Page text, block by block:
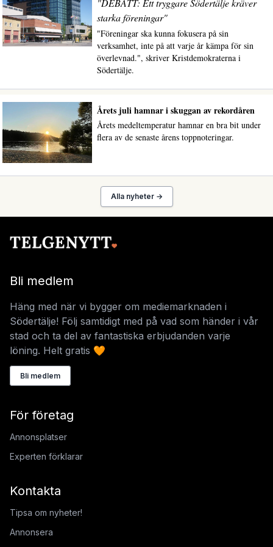
"DEBATT: Ett tryggare Södertälje kräver
starka föreningar"
"Föreningar ska kunna fokusera på sin
verksamhet, inte på att varje år kämpa för sin
överlevnad.", skriver Kristdemokraterna i
Södertälje.
Årets juli hamnar i skuggan av rekordåren
Årets medeltemperatur hamnar en bra bit under
flera av de senaste årens toppnoteringar.
Alla nyheter →
Bli medlem
Häng med när vi bygger om mediemarknaden i
Södertälje! Följ samtidigt med på vad som händer i vår
stad och ta del av fantastiska erbjudanden varje
löning. Helt gratis 🧡
Bli medlem
För företag
Annonsplatser
Experten förklarar
Kontakta
Tipsa om nyheter!
Annonsera